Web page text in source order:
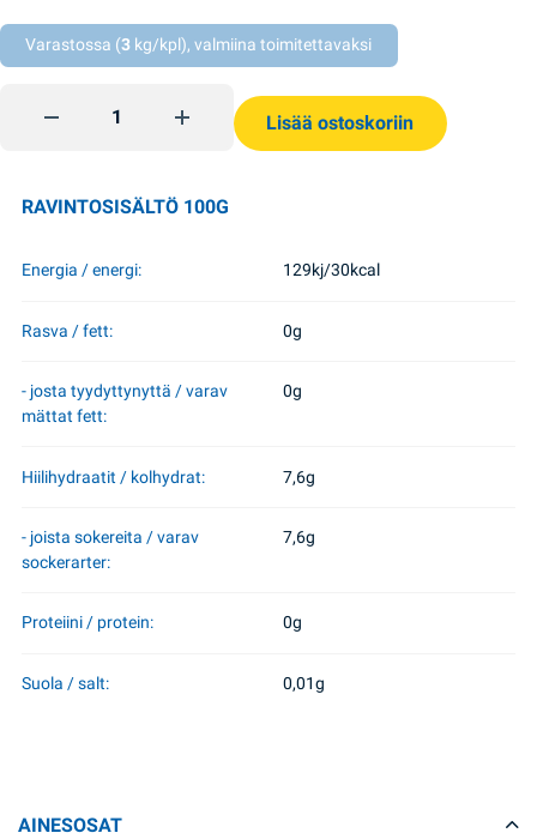
Varastossa (3 kg/kpl), valmiina toimitettavaksi
Kotikalja Okroshechnyi 2l Danilo quantity
Lisää ostoskoriin
RAVINTOSISÄLTÖ 100G
Energia / energi: 129kj/30kcal
Rasva / fett: 0g
- josta tyydyttynyttä / varav
mättat fett:
0g
Hiilihydraatit / kolhydrat: 7,6g
- joista sokereita / varav
sockerarter:
7,6g
Proteiini / protein: 0g
Suola / salt: 0,01g
AINESOSAT